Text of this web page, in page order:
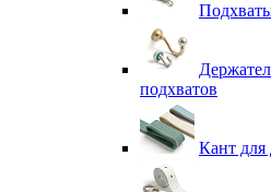
подхватов
Кант для